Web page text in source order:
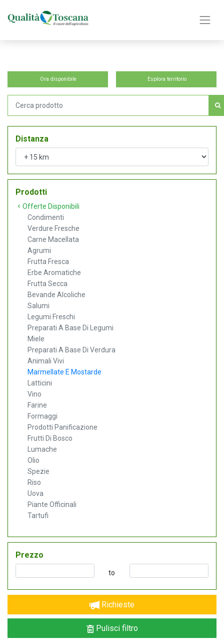
Ora disponibile Esplora territorio
Distanza
Prodotti
Offerte Disponibili
Condimenti
Verdure Fresche
Carne Macellata
Agrumi
Frutta Fresca
Erbe Aromatiche
Frutta Secca
Bevande Alcoliche
Salumi
Legumi Freschi
Preparati A Base Di Legumi
Miele
Preparati A Base Di Verdura
Animali Vivi
Marmellate E Mostarde
Latticini
Vino
Farine
Formaggi
Prodotti Panificazione
Frutti Di Bosco
Lumache
Olio
Spezie
Riso
Uova
Piante Officinali
Tartufi
Prezzo
to
Richieste
Pulisci filtro